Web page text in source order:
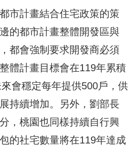
市計畫結合住宅政策的策
的都市計畫整體開發區與
都會強制要求開發商必須
體計畫目標會在119年累積
會穩定每年提供500戶，供
持續增加。另外，劉部長
，桃園也同樣持續自行興
的社宅數量將在119年達成